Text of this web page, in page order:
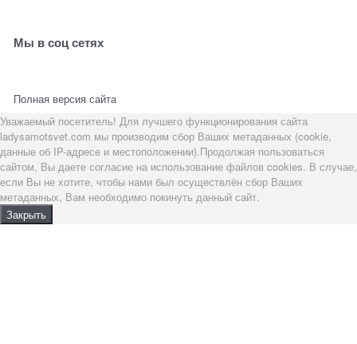
Мы в соц сетях
Полная версия сайта
Уважаемый посетитель! Для лучшего функционирования сайта
ladysamotsvet.com мы производим сбор Ваших метаданных (cookie,
данные об IP-адресе и местоположении).Продолжая пользоваться
сайтом, Вы даете согласие на использование файлов cookies. В случае,
если Вы не хотите, чтобы нами был осуществлён сбор Ваших
метаданных, Вам необходимо покинуть данный сайт.
Закрыть